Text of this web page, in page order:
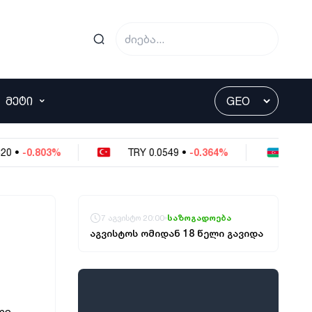
ᲛᲔᲢᲘ
TRY 0.0549 • -0.364% AZN
7 აგვისტო 20:00 საზოგადოება
აგვისტოს ომიდან 18 წელი გავიდა